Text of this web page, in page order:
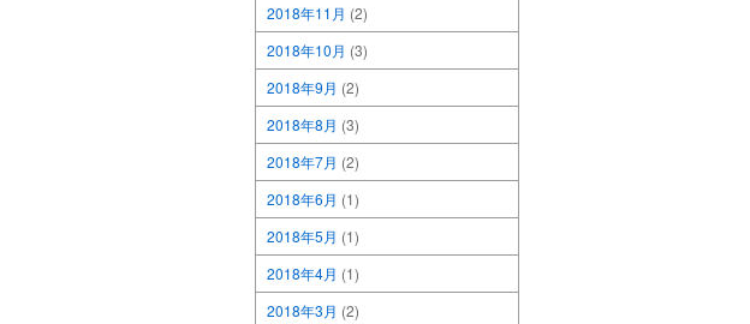
2018年11月 (2)
2018年10月 (3)
2018年9月 (2)
2018年8月 (3)
2018年7月 (2)
2018年6月 (1)
2018年5月 (1)
2018年4月 (1)
2018年3月 (2)